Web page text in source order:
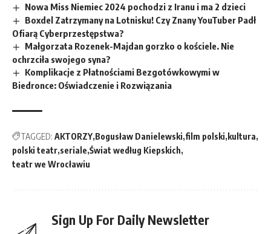
Nowa Miss Niemiec 2024 pochodzi z Iranu i ma 2 dzieci
Boxdel Zatrzymany na Lotnisku! Czy Znany YouTuber Padł
Ofiarą Cyberprzestępstwa?
Małgorzata Rozenek-Majdan gorzko o kościele. Nie
ochrzciła swojego syna?
Komplikacje z Płatnościami Bezgotówkowymi w
Biedronce: Oświadczenie i Rozwiązania
TAGGED: AKTORZY Bogusław Danielewski film polski kultura
polski teatr seriale Świat według Kiepskich
teatr we Wrocławiu
Sign Up For Daily Newsletter